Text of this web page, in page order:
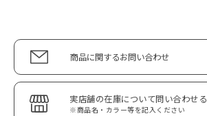
商品に関するお問い合わせ
実店舗の在庫について問い合わせる
※商品名・カラー等を記入ください